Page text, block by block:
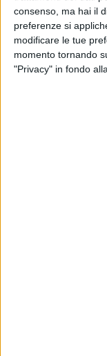
consenso, ma hai il
preferenze si
modificare le tue
momento tornando
"Privacy" in fondo
essere
decoro. Noi
scritto sui volantini
con cui ci siamo
come noi.